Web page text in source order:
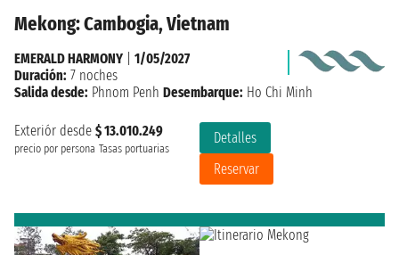
Mekong: Cambogia, Vietnam
Exteriór desde $ 13.010.249
precio por persona Tasas portuarias
Detalles
Reservar
EMERALD HARMONY
1/05/2027
Duración: 7 noches
Salida desde: Phnom Penh Desembarque: Ho Chi Minh